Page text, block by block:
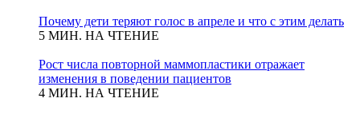
Почему дети теряют голос в апреле и что с этим делать
5 МИН. НА ЧТЕНИЕ
Рост числа повторной маммопластики отражает
изменения в поведении пациентов
4 МИН. НА ЧТЕНИЕ